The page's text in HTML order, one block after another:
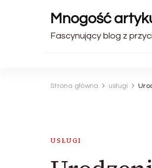
Mnogość
Fascynujący blog z
Strona główna usługi
USŁUGI